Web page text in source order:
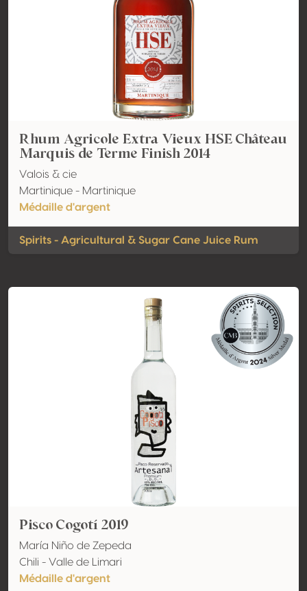
Rhum Agricole Extra Vieux HSE Château
Marquis de Terme Finish 2014
Valois & cie
Martinique - Martinique
Médaille d'argent
Spirits - Agricultural & Sugar Cane Juice Rum
Pisco Cogotí 2019
María Niño de Zepeda
Chili - Valle de Limari
Médaille d'argent